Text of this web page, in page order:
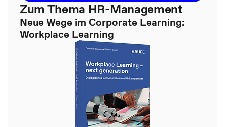
Zum Thema HR-Management
Neue Wege im Corporate Learning:
Workplace Learning